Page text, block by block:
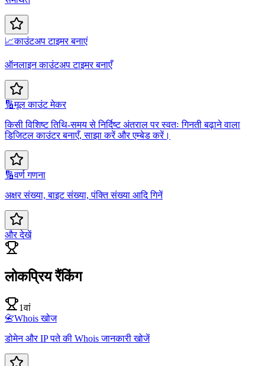
📈काउंटअप टाइमर बनाएं
ऑनलाइन काउंटअप टाइमर बनाएँ
🔢मूल काउंट मेकर
किसी विशिष्ट तिथि-समय से निर्दिष्ट अंतराल पर स्वतः गिनती बढ़ाने वाला
डिजिटल काउंटर बनाएँ, साझा करें और एम्बेड करें।
🔢वर्ण गणना
अक्षर संख्या, बाइट संख्या, पंक्ति संख्या आदि गिनें
और देखें
लोकप्रिय रैंकिंग
1वां
📇Whois खोज
डोमेन और IP पते की Whois जानकारी खोजें